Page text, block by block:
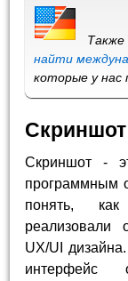
Также
найти
которые у нас
Скриншот
Скриншот -
программным
понять,
реализовали
UX/UI
интерфейс